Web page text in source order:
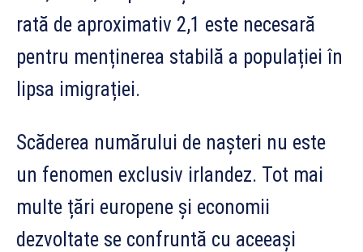
rată de aproximativ 2,1 este necesară
pentru menținerea stabilă a populației în
lipsa imigrației.
Scăderea numărului de nașteri nu este
un fenomen exclusiv irlandez. Tot mai
multe țări europene și economii
dezvoltate se confruntă cu aceeași